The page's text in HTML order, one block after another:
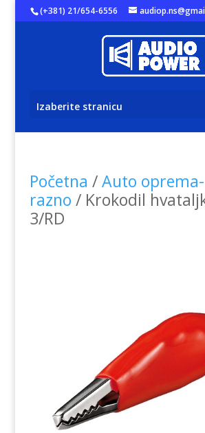
(+381) 21/654-6556
Izaberite stranicu
Početna /Auto oprema-
razno / Krokodil
3/RD